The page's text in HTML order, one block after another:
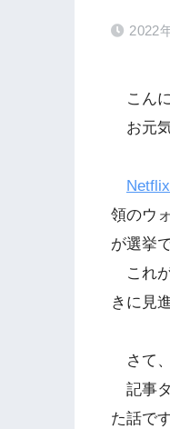
2022
こんに
お元
領のウ
が選挙
これが
きに見
さて、
記事
た話で